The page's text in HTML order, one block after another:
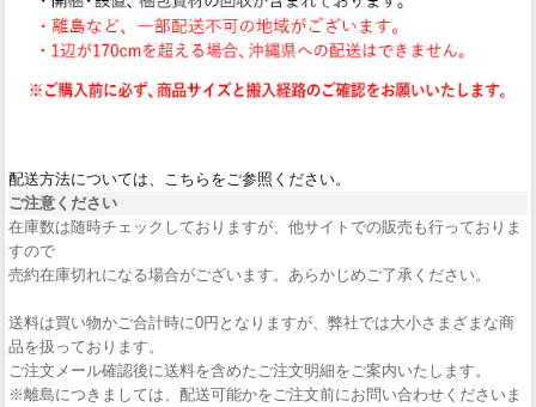
配送方法については、こちらをご参照ください。
ご注意ください
在庫数は随時チェックしておりますが、他サイトでの販売も行っておりま
すので
売約在庫切れになる場合がございます。あらかじめご了承ください。
送料は買い物かご合計時に0円となりますが、弊社では大小さまざまな商
品を扱っております。
ご注文メール確認後に送料を含めたご注文明細をご案内いたします。
※離島につきましては、配送可能かをご注文前にお問い合わせくださいま